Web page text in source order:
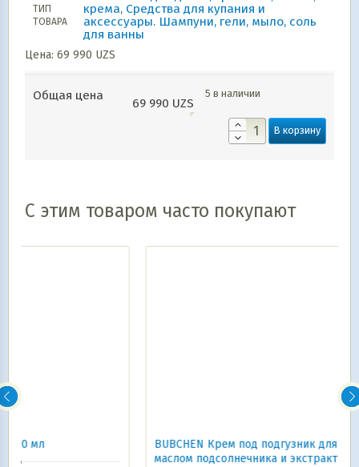
ТИП
ТОВАРА
крема, Средства для купания и
аксессуары. Шампуни, гели, мыло, соль
для ванны
Цена: 69 990 UZS
Общая цена
69 990 UZS
5 в наличии
В корзину
С этим товаром часто покупают
BUBCHEN Крем под подгузник для младенцев, с
маслом подсолнечника и экстрактом ромашки 20 мл